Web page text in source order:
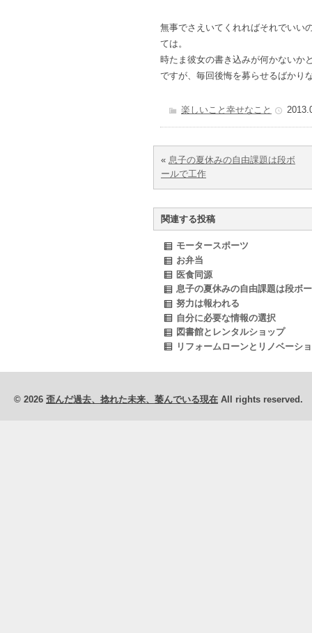
無事でさえいてくれればそれでいい
ては。
時たま彼女の書き込みが何かないか
ですが、毎回後悔を募らせるばかり
楽しいこと幸せなこと
« 息子の夏休みの自由課題は段ボ
ールで工作
関連する投稿
モータースポーツ
お弁当
医食同源
息子の夏休みの自由課題は段ボ
努力は報われる
自分に必要な情報の選択
図書館とレンタルショップ
リフォームローンとリノベーシ
© 2026 歪んだ過去、捻れた未来、萎んでいる現在 All rights reserved.